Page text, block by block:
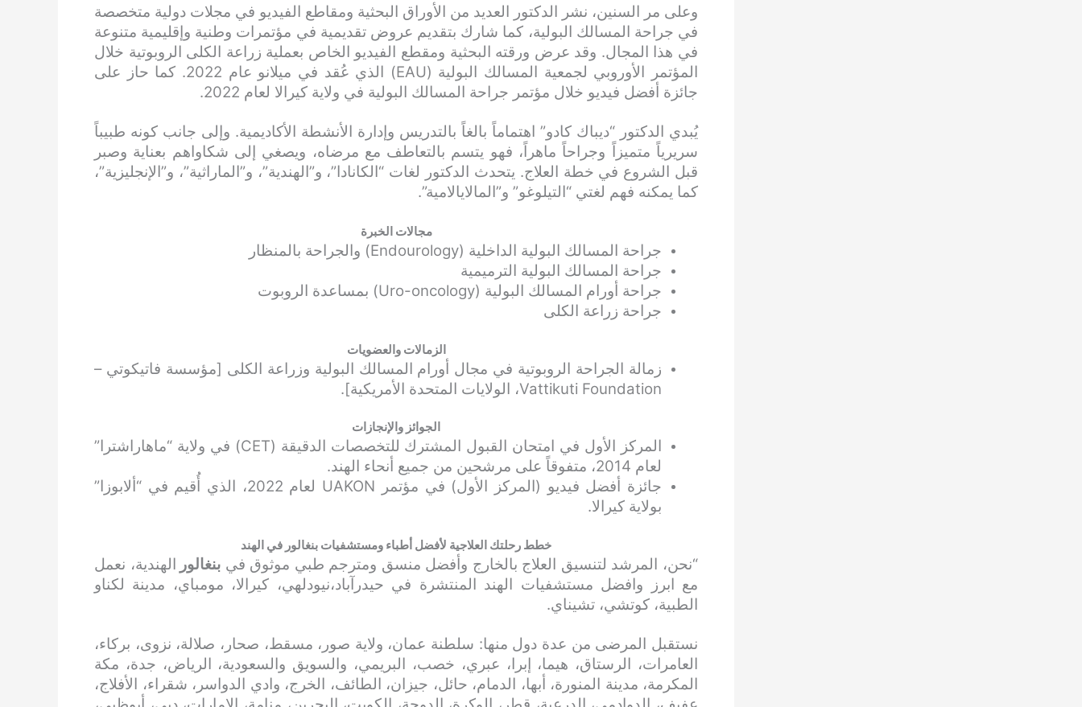
وعلى مر السنين، نشر الدكتور العديد من الأوراق البحثية ومقاطع الفيديو في مجلات دولية متخصصة
في جراحة المسالك البولية، كما شارك بتقديم عروض تقديمية في مؤتمرات وطنية وإقليمية متنوعة
في هذا المجال. وقد عرض ورقته البحثية ومقطع الفيديو الخاص بعملية زراعة الكلى الروبوتية خلال
المؤتمر الأوروبي لجمعية المسالك البولية (EAU) الذي عُقد في ميلانو عام 2022. كما حاز على
جائزة أفضل فيديو خلال مؤتمر جراحة المسالك البولية في ولاية كيرالا لعام 2022.
يُبدي الدكتور “ديباك كادو” اهتماماً بالغاً بالتدريس وإدارة الأنشطة الأكاديمية. وإلى جانب كونه طبيباً
سريرياً متميزاً وجراحاً ماهراً، فهو يتسم بالتعاطف مع مرضاه، ويصغي إلى شكاواهم بعناية وصبر
قبل الشروع في خطة العلاج. يتحدث الدكتور لغات “الكانادا”، و”الهندية”، و”الماراثية”، و”الإنجليزية”،
كما يمكنه فهم لغتي “التيلوغو” و”المالايالامية”.
مجالات الخبرة
جراحة المسالك البولية الداخلية (Endourology) والجراحة بالمنظار
جراحة المسالك البولية الترميمية
جراحة أورام المسالك البولية (Uro-oncology) بمساعدة الروبوت
جراحة زراعة الكلى
الزمالات والعضويات
زمالة الجراحة الروبوتية في مجال أورام المسالك البولية وزراعة الكلى [مؤسسة فاتيكوتي –
Vattikuti Foundation، الولايات المتحدة الأمريكية].
الجوائز والإنجازات
المركز الأول في امتحان القبول المشترك للتخصصات الدقيقة (CET) في ولاية “ماهاراشترا”
لعام 2014، متفوقاً على مرشحين من جميع أنحاء الهند.
جائزة أفضل فيديو (المركز الأول) في مؤتمر UAKON لعام 2022، الذي أُقيم في “ألابوزا”
بولاية كيرالا.
خطط رحلتك العلاجية لأفضل أطباء ومستشفيات بنغالور في الهند
“نحن، المرشد لتنسيق العلاج بالخارج وأفضل منسق ومترجم طبي موثوق في بنغالور الهندية، نعمل
مع ابرز وافضل مستشفيات الهند المنتشرة في حيدرآباد،نيودلهي، كيرالا، مومباي، مدينة لكناو
الطبية، كوتشي، تشيناي.
نستقبل المرضى من عدة دول منها: سلطنة عمان، ولاية صور، مسقط، صحار، صلالة، نزوى، بركاء،
العامرات، الرستاق، هيما، إبرا، عبري، خصب، البريمي، والسويق والسعودية، الرياض، جدة، مكة
المكرمة، مدينة المنورة، أبها، الدمام، حائل، جيزان، الطائف، الخرج، وادي الدواسر، شقراء، الأفلاج،